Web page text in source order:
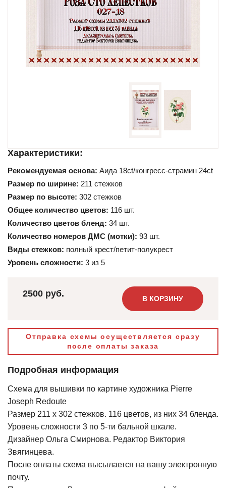
Характеристики:
Рекомендуемая основа: Аида 18ct/конгресс-страмин 24ct
Размер по ширине: 211 стежков
Размер по высоте: 302 стежков
Общее количество цветов: 116 шт.
Количество цветов бленд: 34 шт.
Количество номеров ДМС (мотки): 93 шт.
Виды стежков: полный крест/петит-полукрест
Уровень сложности: 3 из 5
2500 руб. В КОРЗИНУ
Отправка схемы осуществляется сразу
после оплаты заказа
Подробная информация
Схема для вышивки по картине художника Pierre
Joseph Redoute
Размер 211 х 302 стежков. 116 цветов, из них 34 бленда.
Уровень сложности 3 по 5-ти бальной шкале.
Дизайнер Ольга Смирнова. Редактор Виктория
Звягинцева.
После оплаты схема высылается на вашу электронную
почту.